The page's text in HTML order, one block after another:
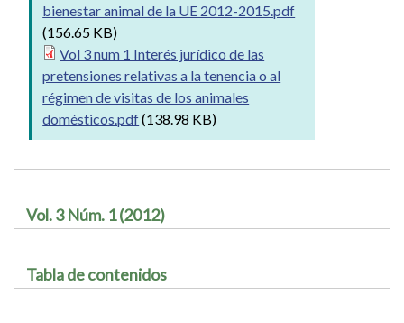
bienestar animal de la UE 2012-2015.pdf
(156.65 KB)
Vol 3 num 1 Interés jurídico de las
pretensiones relativas a la tenencia o al
régimen de visitas de los animales
domésticos.pdf(138.98 KB)
Vol. 3 Núm. 1 (2012)
Tabla de contenidos